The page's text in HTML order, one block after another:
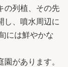
の列植、その先
し、噴水周辺に
には鮮やかな
があります。